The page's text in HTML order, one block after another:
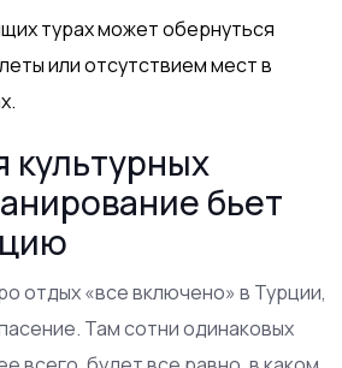
турах может обернуться
или отсутствием мест в
культурных
бьет
отдых «все включено» в Турции,
Там сотни одинаковых